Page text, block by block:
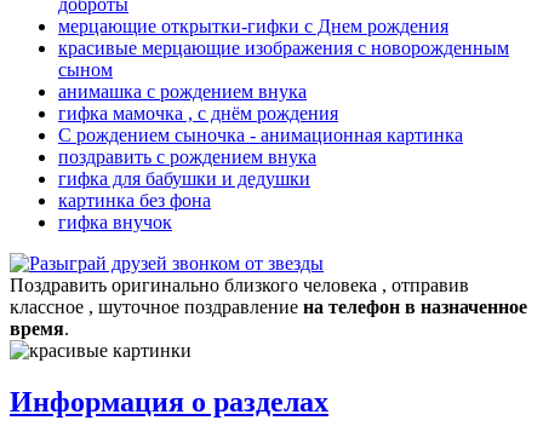
мерцающие открытки-гифки с Днем рождения
красивые мерцающие изображения с новорожденным
сыном
анимашка с рождением внука
гифка мамочка , с днём рождения
С рождением сыночка - анимационная картинка
поздравить с рождением внука
гифка для бабушки и дедушки
картинка без фона
гифка внучок
Поздравить оригинально близкого человека , отправив
классное , шуточное поздравление на телефон в назначенное
время.
Информация о разделах